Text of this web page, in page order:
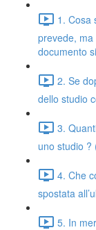
1. Cosa
prevede,
documento
2. Se
dello studio
3.
uno studio ?
4. Che
spostata
5. In